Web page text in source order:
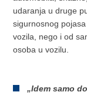
udaranja u druge
sigurnosnog
vozila, nego i od
osoba u vozilu.
„Idem samo